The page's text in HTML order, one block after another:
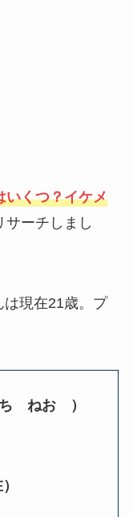
いくつ？イケメ
サーチしまし
現在21歳。プ
ねお ）